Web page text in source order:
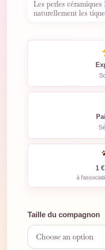
Les perles
naturellement les
1
à
Taille du compagnon